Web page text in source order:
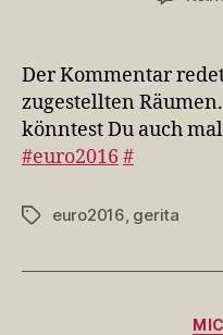
Der Kommentar
zugestellten
könntest Du auch
#euro2016 #
Schlagwörter
euro2016, gerita